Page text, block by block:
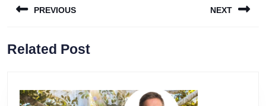
PREVIOUS
post:
NEXT
Related Post